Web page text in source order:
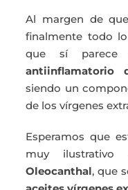
Al margen de
finalmente todo
que sí parece
antiinflamatorio
siendo un
de los vírgenes
Esperamos que
muy ilustrativo
Oleocanthal, que